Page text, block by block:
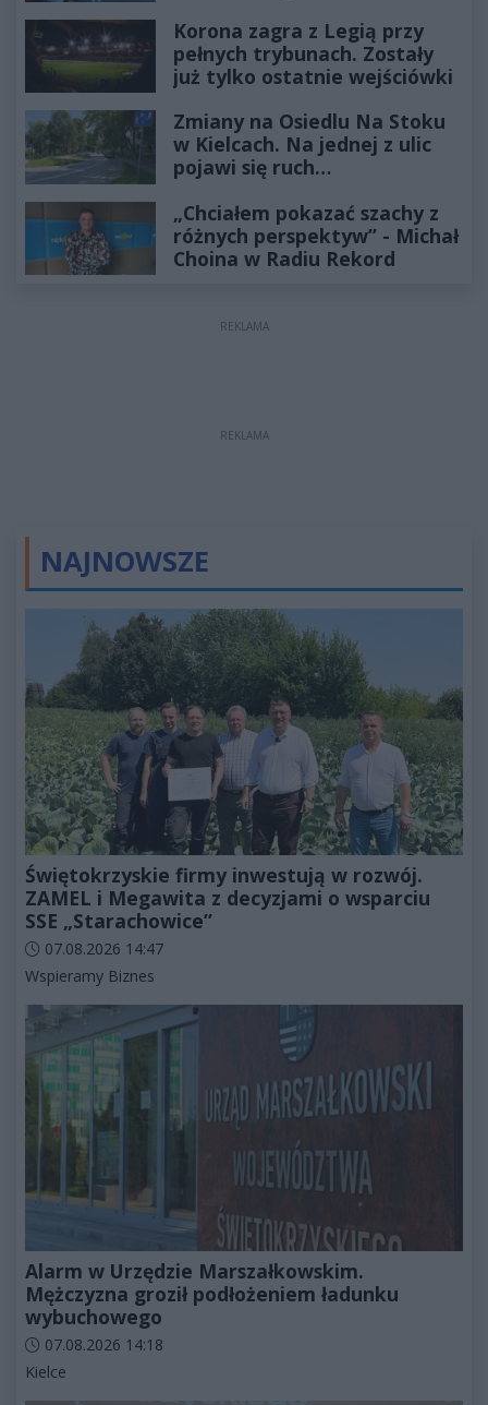
Korona zagra z Legią przy
pełnych trybunach. Zostały
już tylko ostatnie wejściówki
Zmiany na Osiedlu Na Stoku
w Kielcach. Na jednej z ulic
pojawi się ruch
„Chciałem pokazać szachy z
różnych perspektyw” - Michał
Choina w Radiu Rekord
REKLAMA
REKLAMA
NAJNOWSZE
Świętokrzyskie firmy inwestują w rozwój.
ZAMEL i Megawita z decyzjami o wsparciu
SSE „Starachowice”
Data dodania artykułu:
07.08.2026 14:47
Kategorie artykułu:
Wspieramy Biznes
Alarm w Urzędzie Marszałkowskim.
Mężczyzna groził podłożeniem ładunku
wybuchowego
Data dodania artykułu:
07.08.2026 14:18
Kategorie artykułu:
Kielce